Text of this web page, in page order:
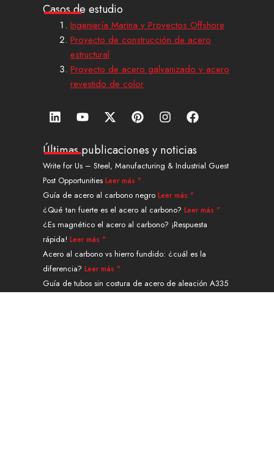
Casos de estudio
Ingeniería Marina y Proyectos Offshore
Proyecto de construcción de acero
estructural
Proyecto de acero galvanizado y acero
revestido de color
L
i
k
e
d
i
n
Y
o
t
u
b
e
X
-
w
i
t
t
e
r
P
i
t
e
r
e
s
t
I
n
t
a
g
a
m
F
a
e
b
o
k
Últimas publicaciones y noticias
Write for Us – Steel, Manufacturing & Industrial Guest
Post Opportunities Leer más "
Guía de acero al carbono negro Leer más "
¿Qué tan fuerte es el acero al carbono? Leer más "
¿Es magnético el acero al carbono? ¡Respuesta
rápida! Leer más "
Acero al carbono vs hierro fundido: ¿cuál es la
diferencia? Leer más "
Guía de tubos sin costura de acero de aleación A335